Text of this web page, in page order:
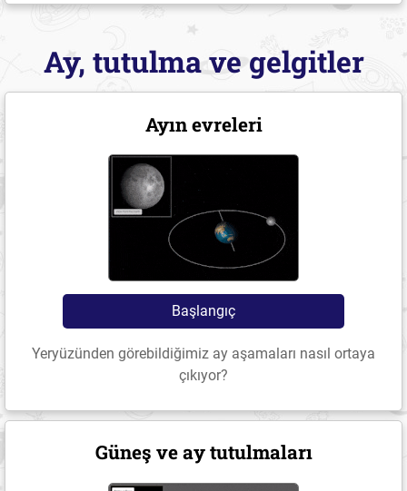
Ay, tutulma ve gelgitler
Ayın evreleri
Başlangıç
Yeryüzünden görebildiğimiz ay aşamaları nasıl ortaya
çıkıyor?
Güneş ve ay tutulmaları